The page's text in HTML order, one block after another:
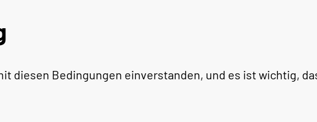
diesen Bedingungen einverstanden, und es ist wichtig,